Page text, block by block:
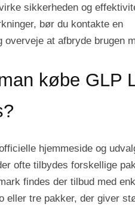
sikkerheden og
bør du kontakte en
overveje at afbryde brugen
købe GLP
hjemmeside og
ofte tilbydes forskellige
findes der tilbud med
eller tre pakker, der giver